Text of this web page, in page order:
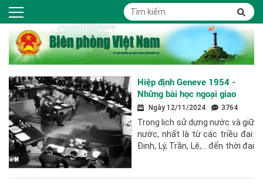
Hiệp định Geneve 1954 -
Những bài học ngoại giao
kinh điển
Ngày 12/11/2024 3764
Trong lịch sử dựng nước và giữ
nước, nhất là từ các triều đại:
Đinh, Lý, Trần, Lê,… đến thời đại